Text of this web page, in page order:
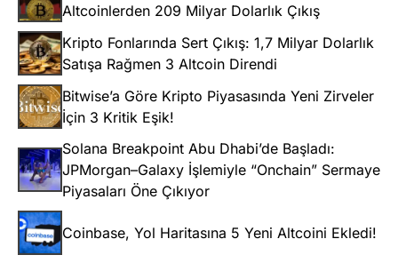
Altcoinlerden 209 Milyar Dolarlık Çıkış
Kripto Fonlarında Sert Çıkış: 1,7 Milyar Dolarlık
Satışa Rağmen 3 Altcoin Direndi
Bitwise’a Göre Kripto Piyasasında Yeni Zirveler
İçin 3 Kritik Eşik!
Solana Breakpoint Abu Dhabi’de Başladı:
JPMorgan–Galaxy İşlemiyle “Onchain” Sermaye
Piyasaları Öne Çıkıyor
Coinbase, Yol Haritasına 5 Yeni Altcoini Ekledi!